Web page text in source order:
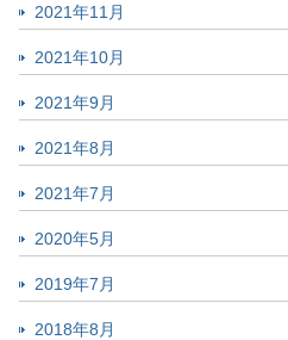
2021年11月
2021年10月
2021年9月
2021年8月
2021年7月
2020年5月
2019年7月
2018年8月